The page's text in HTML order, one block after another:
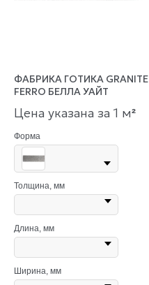
ФАБРИКА ГОТИКА GRANITE
FERRO БЕЛЛА УАЙТ
Цена указана за 1 м²
Форма
Толщина, мм
Длина, мм
Ширина, мм